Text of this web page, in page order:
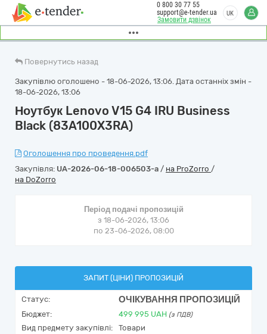
Замовити дзвінок
0 800 30 77 55
support@e-tender.ua
UK
Повернутись назад
Закупівлю оголошено - 18-06-2026, 13:06. Дата останніх змін -
18-06-2026, 13:06
Ноутбук Lenovo V15 G4 IRU Business
Black (83A100X3RA)
Оголошення про проведення.pdf
Закупівля: UA-2026-06-18-006503-a / на ProZorro /
на DoZorro
Період подачі пропозицій
з 18-06-2026, 13:06
по 23-06-2026, 08:00
ЗАПИТ (ЦІНИ) ПРОПОЗИЦІЙ
Статус: ОЧІКУВАННЯ ПРОПОЗИЦІЙ
Бюджет: 499 995 UAH (з ПДВ)
Вид предмету закупівлі:
Товари